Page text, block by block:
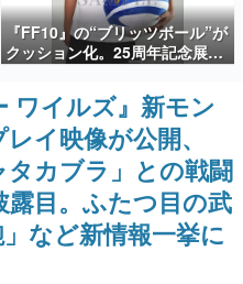
ページビュー数万以上！ などな
た、電ファミ渾身の“殿堂入り”記
の方々に製作時のエピソードをお
（ゲーム）とは何か？を探ってい
ない。『赫本』は、〈試験問題〉
説集です。
『FF10』の“ブリッツボール”が
クッション化。25周年記念展
「FINAL FANTASY X
MUSEUM-幻光の記憶-」のグッ
ズ情報が一部公開
ワイルズ』新モン
イ映像が公開、
タカブラ」との戦闘
目。ふたつ目の武
など新情報一挙に